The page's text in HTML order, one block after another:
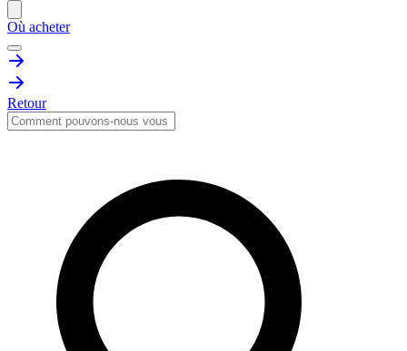
Où acheter
Retour